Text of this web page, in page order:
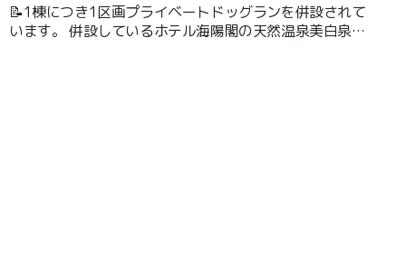
📝1棟につき1区画プライベートドッグランを併設されて
います。 併設しているホテル海陽閣の天然温泉美白泉に